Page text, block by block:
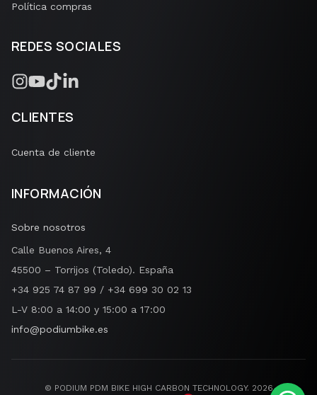
Política compras
REDES SOCIALES
CLIENTES
Cuenta de cliente
INFORMACIÓN
Sobre nosotros
Calle Buenos Aires, 4
45500 – Torrijos (Toledo). España
+34 925 74 87 99 / +34 699 30 02 13
L-V 8:00 a 14:00 y 15:00 a 17:00
info@podiumbike.es
© PODIUM PDM BIKE HIGH CARBON TECHNOLOGY. 2026